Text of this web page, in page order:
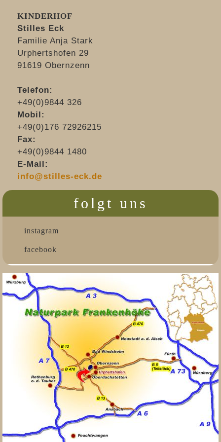
KINDERHOF
Stilles Eck
Familie Anja Stark
Urphertshofen 29
91619 Obernzenn
Telefon:
+49(0)9844 326
Mobil:
+49(0)176 72926215
Fax:
+49(0)9844 1480
E-Mail:
info@stilles-eck.de
folgt uns
instagram
facebook